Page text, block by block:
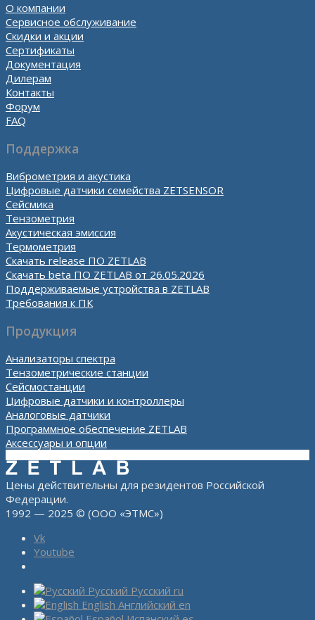
О компании
Сервисное обслуживание
Скидки и акции
Сертификаты
Документация
Дилерам
Контакты
Форум
FAQ
Поддержка
Виброметрия и акустика
Цифровые датчики семейства ZETSENSOR
Сейсмика
Тензометрия
Акустическая эмиссия
Термометрия
Скачать release ПО ZETLAB
Скачать beta ПО ZETLAB от 26.05.2026
Поддерживаемые устройства в ZETLAB
Требования к ПК
Продукция
Анализаторы спектра
Тензометрические станции
Сейсмостанции
Цифровые датчики и контроллеры
Аналоговые датчики
Программное обеспечение ZETLAB
Аксессуары и опции
Цены действительны для резидентов Российской
Федерации.
1992 — 2025 © (ООО «ЭТМС»)
Vk
Youtube
Русский Русский ru
English Английский en